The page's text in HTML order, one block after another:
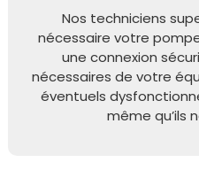
Nos techniciens
nécessaire votre
une connexion
nécessaires de votre
éventuels
même qu’ils